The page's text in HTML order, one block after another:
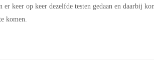
keer op keer dezelfde testen gedaan en daarbij
komen.